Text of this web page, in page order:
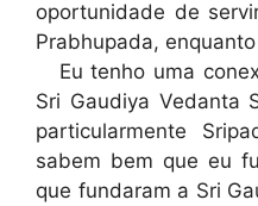
oportunidade de
Prabhupada,
Eu tenho uma
Sri Gaudiya Vedanta
particularmente
sabem bem que eu
que fundaram a Sri